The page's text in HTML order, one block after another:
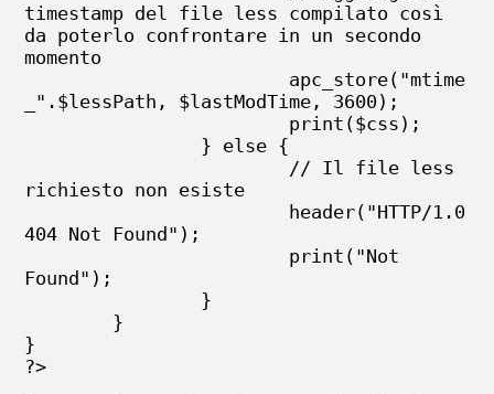
timestamp del file less compilato così
da poterlo confrontare in un secondo
momento
_".$lessPath, $lastModTime, 3600);
richiesto non esiste
404 Not Found");
Found");
}
?>